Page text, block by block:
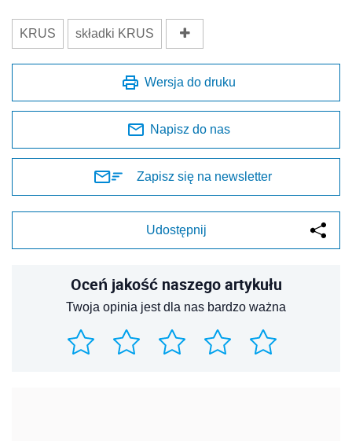
KRUS składki KRUS
Wersja do druku
Napisz do nas
Zapisz się na newsletter
Udostępnij
Oceń jakość naszego artykułu
Twoja opinia jest dla nas bardzo ważna